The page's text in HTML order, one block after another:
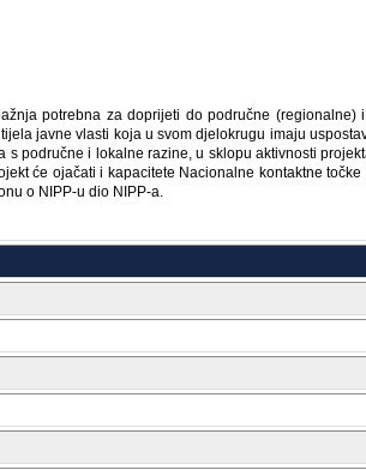
potrebna za doprijeti do područne
javne vlasti koja u svom djelokrugu imaju
područne i lokalne razine, u sklopu aktivnosti
će ojačati i kapacitete Nacionalne kontaktne
o NIPP-u dio NIPP-a.